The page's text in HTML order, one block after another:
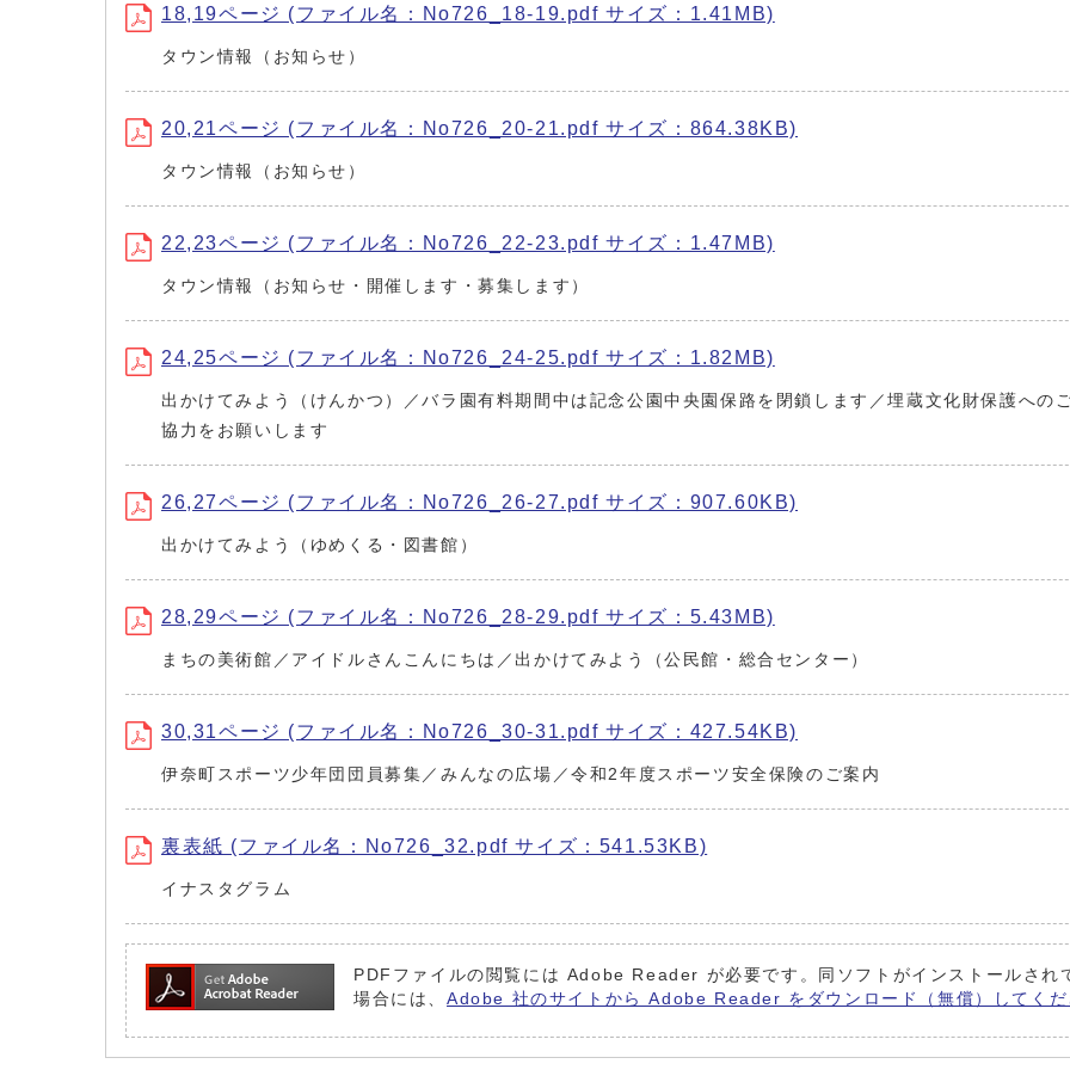
18,19ページ (ファイル名：No726_18-19.pdf サイズ：1.41MB)
タウン情報（お知らせ）
20,21ページ (ファイル名：No726_20-21.pdf サイズ：864.38KB)
タウン情報（お知らせ）
22,23ページ (ファイル名：No726_22-23.pdf サイズ：1.47MB)
タウン情報（お知らせ・開催します・募集します）
24,25ページ (ファイル名：No726_24-25.pdf サイズ：1.82MB)
出かけてみよう（けんかつ）／バラ園有料期間中は記念公園中央園保路を閉鎖します／埋蔵文化財保護への
協力をお願いします
26,27ページ (ファイル名：No726_26-27.pdf サイズ：907.60KB)
出かけてみよう（ゆめくる・図書館）
28,29ページ (ファイル名：No726_28-29.pdf サイズ：5.43MB)
まちの美術館／アイドルさんこんにちは／出かけてみよう（公民館・総合センター）
30,31ページ (ファイル名：No726_30-31.pdf サイズ：427.54KB)
伊奈町スポーツ少年団団員募集／みんなの広場／令和2年度スポーツ安全保険のご案内
裏表紙 (ファイル名：No726_32.pdf サイズ：541.53KB)
イナスタグラム
PDFファイルの閲覧には Adobe Reader が必要です。同ソフトがインストールされ
場合には、 Adobe 社のサイトから Adobe Reader をダウンロード（無償）してくだ